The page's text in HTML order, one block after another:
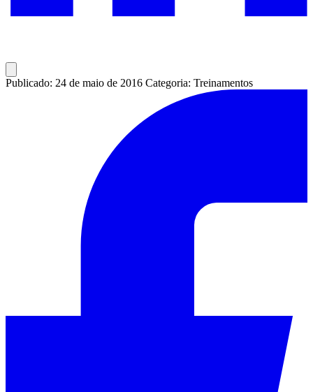
Publicado: 24 de maio de 2016 Categoria: Treinamentos